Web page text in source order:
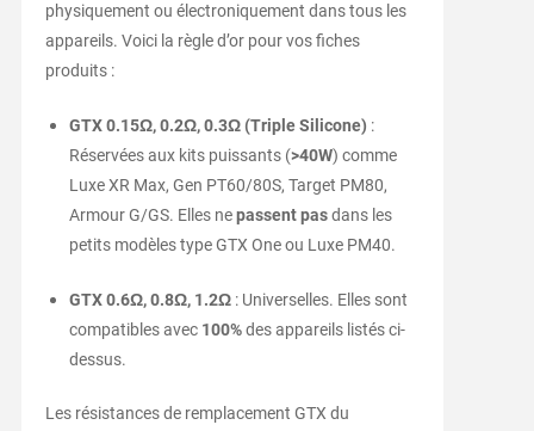
physiquement ou électroniquement dans tous les
appareils. Voici la règle d’or pour vos fiches
produits :
GTX 0.15Ω, 0.2Ω, 0.3Ω (Triple Silicone) :
Réservées aux kits puissants (>40W) comme
Luxe XR Max, Gen PT60/80S, Target PM80,
Armour G/GS. Elles nepassent pasdans les
petits modèles type GTX One ou Luxe PM40.
GTX 0.6Ω, 0.8Ω, 1.2Ω: Universelles. Elles sont
compatibles avec 100%des appareils listés ci-
dessus.
Les résistances de remplacement GTX du